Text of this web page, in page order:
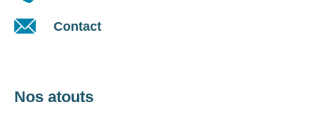
Contact
Nos atouts